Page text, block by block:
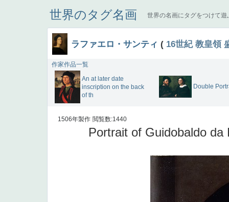
世界のタグ名画 世界の名画にタグをつけて遊
ラファエロ・サンティ ( 16世紀 教皇領
作家作品一覧
An at later date
inscription on the back
of th
Double
1506年製作 閲覧数:1440
Portrait of Guidobaldo